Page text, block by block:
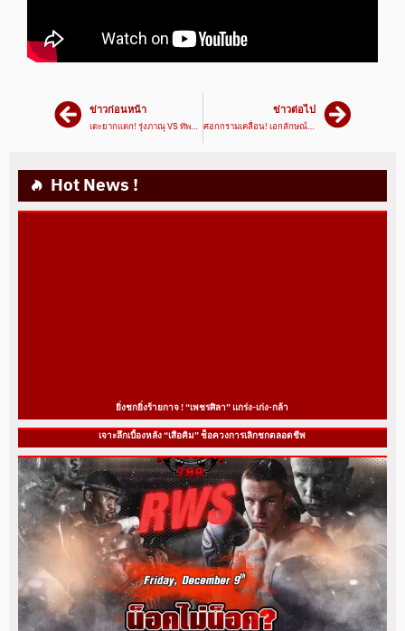
ข่าวก่อนหน้า
เตะยากแตก! รุ่งภาณุ VS ทัพไทย | ศึกเพชรยินดี 22 ส.ค. 67
ข่าวต่อไป
ศอกกรามเคลื่อน! เอกลักษณ์ VS ขุนสยาม | ศึกเพชรยินดี 22 ส.ค. 67
Hot News !
ยิ่งชกยิ่งร้ายกาจ ! “เพชรศิลา” แกร่ง-เก่ง-กล้า
เจาะลึกเบื้องหลัง “เสือคิม” ช็อควงการเลิกชกตลอดชีพ